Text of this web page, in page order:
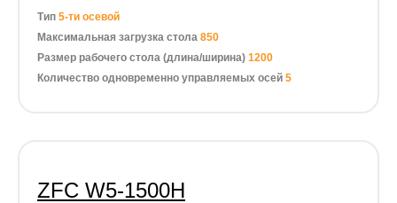
Тип 5-ти осевой
Максимальная загрузка стола 850
Размер рабочего стола (длина/ширина) 1200
Количество одновременно управляемых осей 5
ZFC W5-1500H